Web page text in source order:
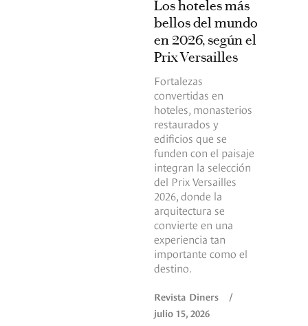
Los hoteles más
bellos del mundo
en 2026, según el
Prix Versailles
Fortalezas
convertidas en
hoteles, monasterios
restaurados y
edificios que se
funden con el paisaje
integran la selección
del Prix Versailles
2026, donde la
arquitectura se
convierte en una
experiencia tan
importante como el
destino.
Revista Diners
/
julio 15, 2026